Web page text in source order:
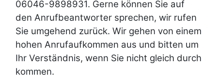
06046-9898931. Gerne können Sie auf
den Anrufbeantworter sprechen, wir rufen
Sie umgehend zurück. Wir gehen von einem
hohen Anrufaufkommen aus und bitten um
Ihr Verständnis, wenn Sie nicht gleich durch
kommen.